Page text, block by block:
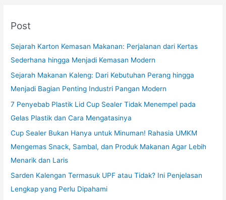
Post
Sejarah Karton Kemasan Makanan: Perjalanan dari Kertas
Sederhana hingga Menjadi Kemasan Modern
Sejarah Makanan Kaleng: Dari Kebutuhan Perang hingga
Menjadi Bagian Penting Industri Pangan Modern
7 Penyebab Plastik Lid Cup Sealer Tidak Menempel pada
Gelas Plastik dan Cara Mengatasinya
Cup Sealer Bukan Hanya untuk Minuman! Rahasia UMKM
Mengemas Snack, Sambal, dan Produk Makanan Agar Lebih
Menarik dan Laris
Sarden Kalengan Termasuk UPF atau Tidak? Ini Penjelasan
Lengkap yang Perlu Dipahami